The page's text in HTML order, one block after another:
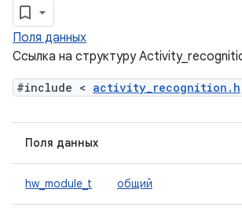
Поля данных
Ссылка на структуру
#include < activity_recognition.h
Поля данных
hw_module_t общий